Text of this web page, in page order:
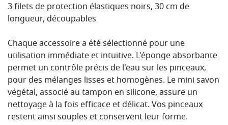
3 filets de protection élastiques noirs, 30 cm de
longueur, découpables
Chaque accessoire a été sélectionné pour une
utilisation immédiate et intuitive. L'éponge absorbante
permet un contrôle précis de l'eau sur les pinceaux,
pour des mélanges lisses et homogènes. Le mini savon
végétal, associé au tampon en silicone, assure un
nettoyage à la fois efficace et délicat. Vos pinceaux
restent ainsi souples et conservent leur forme.